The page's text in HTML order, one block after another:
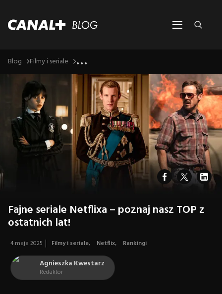
Blog Filmy i seriale ...
Fajne seriale Netflixa – poznaj nasz TOP z
ostatnich lat!
4 maja 2025 Filmy i seriale, Netflix, Rankingi
Agnieszka Kwestarz
Redaktor